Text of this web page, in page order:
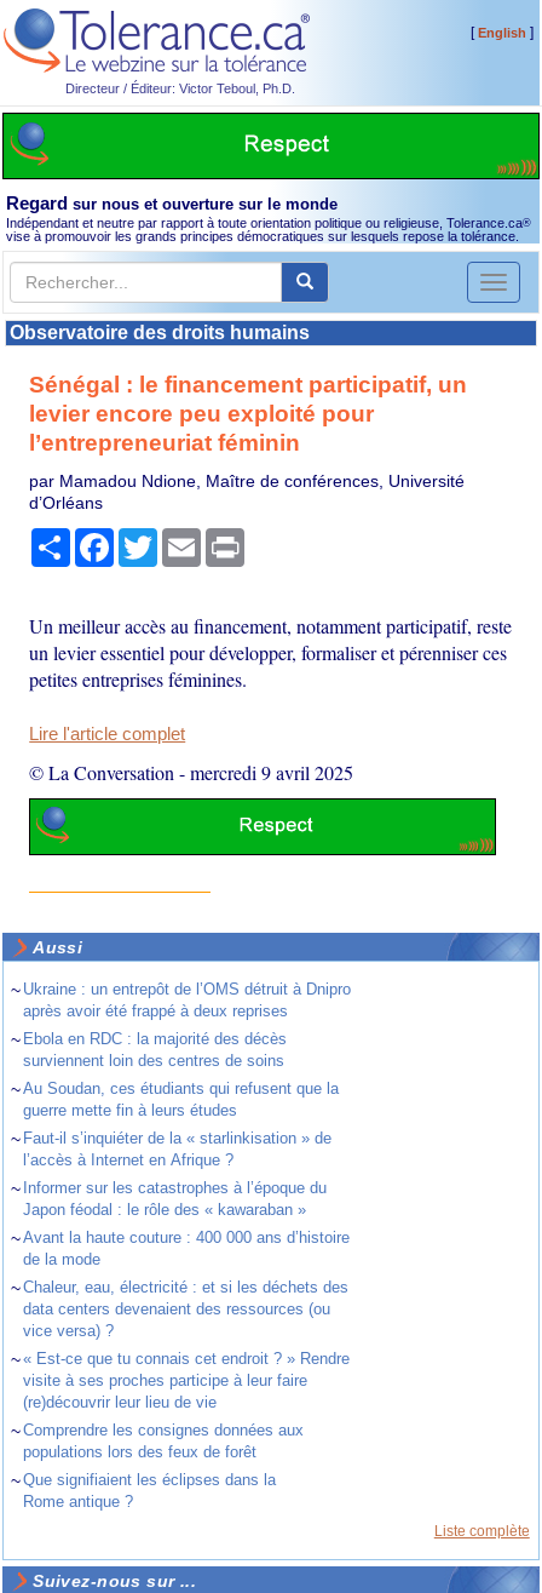
Directeur / Éditeur: Victor Teboul, Ph.D.
[English ]
Regard sur nous et ouverture sur le monde
Indépendant et neutre par rapport à toute orientation politique ou religieuse, Tolerance.ca®
vise à promouvoir les grands principes démocratiques sur lesquels repose la tolérance.
Toggle
Observatoire des droits humains
Sénégal : le financement participatif, un
levier encore peu exploité pour
l’entrepreneuriat féminin
par Mamadou Ndione, Maître de conférences, Université
d’Orléans
PartagerFacebook
TwitterEmail
Un meilleur accès au financement, notamment participatif, reste
un levier essentiel pour développer, formaliser et pérenniser ces
petites entreprises féminines.
Lire l'article complet
© La Conversation -mercredi 9 avril 2025
Aussi
~ Ukraine : un entrepôt de l’OMS détruit à Dnipro
après avoir été frappé à deux reprises
~ Ebola en RDC : la majorité des décès
surviennent loin des centres de soins
~Au Soudan, ces étudiants qui refusent que la
guerre mette fin à leurs études
~ Faut-il s’inquiéter de la « starlinkisation » de
l’accès à Internet en Afrique ?
~ Informer sur les catastrophes à l’époque du
Japon féodal : le rôle des « kawaraban »
~Avant la haute couture : 400 000 ans d’histoire
de la mode
~Chaleur, eau, électricité : et si les déchets des
data centers devenaient des ressources (ou
vice versa) ?
~« Est-ce que tu connais cet endroit ? » Rendre
visite à ses proches participe à leur faire
(re)découvrir leur lieu de vie
~Comprendre les consignes données aux
populations lors des feux de forêt
~Que signifiaient les éclipses dans la
Rome antique ?
Liste complète
Suivez-nous sur ...